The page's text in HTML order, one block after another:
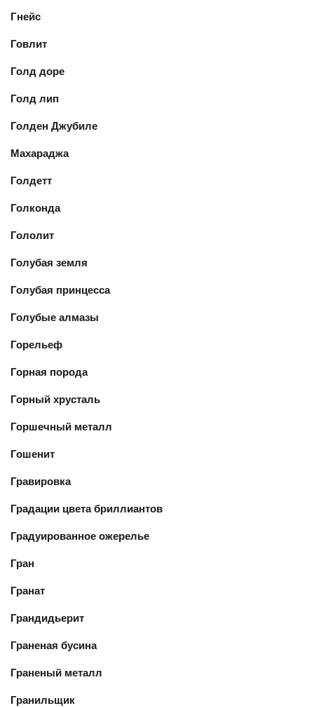
Гнейс
Говлит
Голд доре
Голд лип
Голден Джубиле
Махараджа
Голдетт
Голконда
Гололит
Голубая земля
Голубая принцесса
Голубые алмазы
Горельеф
Горная порода
Горный хрусталь
Горшечный металл
Гошенит
Гравировка
Градации цвета бриллиантов
Градуированное ожерелье
Гран
Гранат
Грандидьерит
Граненая бусина
Граненый металл
Гранильщик